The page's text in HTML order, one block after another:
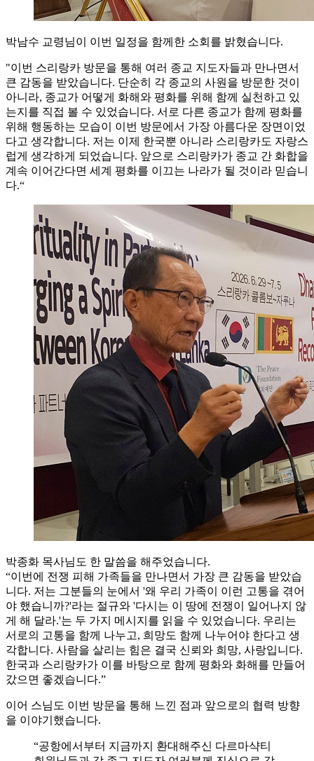
박남수 교령님이 이번 일정을 함께한 소회를 밝혔습니다.
"이번 스리랑카 방문을 통해 여러 종교 지도자들과 만나면서
큰 감동을 받았습니다. 단순히 각 종교의 사원을 방문한 것이
아니라, 종교가 어떻게 화해와 평화를 위해 함께 실천하고 있
는지를 직접 볼 수 있었습니다. 서로 다른 종교가 함께 평화를
위해 행동하는 모습이 이번 방문에서 가장 아름다운 장면이었
다고 생각합니다. 저는 이제 한국뿐 아니라 스리랑카도 자랑스
럽게 생각하게 되었습니다. 앞으로 스리랑카가 종교 간 화합을
계속 이어간다면 세계 평화를 이끄는 나라가 될 것이라 믿습니
다.“
박종화 목사님도 한 말씀을 해주었습니다.
“이번에 전쟁 피해 가족들을 만나면서 가장 큰 감동을 받았습
니다. 저는 그분들의 눈에서 '왜 우리 가족이 이런 고통을 겪어
야 했습니까?'라는 절규와 '다시는 이 땅에 전쟁이 일어나지 않
게 해 달라.'는 두 가지 메시지를 읽을 수 있었습니다. 우리는
서로의 고통을 함께 나누고, 희망도 함께 나누어야 한다고 생
각합니다. 사람을 살리는 힘은 결국 신뢰와 희망, 사랑입니다.
한국과 스리랑카가 이를 바탕으로 함께 평화와 화해를 만들어
갔으면 좋겠습니다.”
이어 스님도 이번 방문을 통해 느낀 점과 앞으로의 협력 방향
을 이야기했습니다.
“공항에서부터 지금까지 환대해주신 다르마샥티